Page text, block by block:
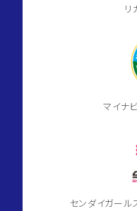
リ
マイナ
センダイガール